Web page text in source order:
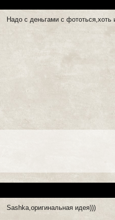
Надо с деньгами с фототься,хоть
Sashka,оригинальная идея)))